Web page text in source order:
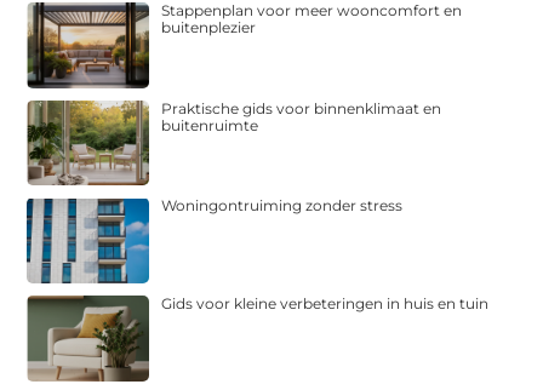
Stappenplan voor meer wooncomfort en
buitenplezier
Praktische gids voor binnenklimaat en
buitenruimte
Woningontruiming zonder stress
Gids voor kleine verbeteringen in huis en tuin